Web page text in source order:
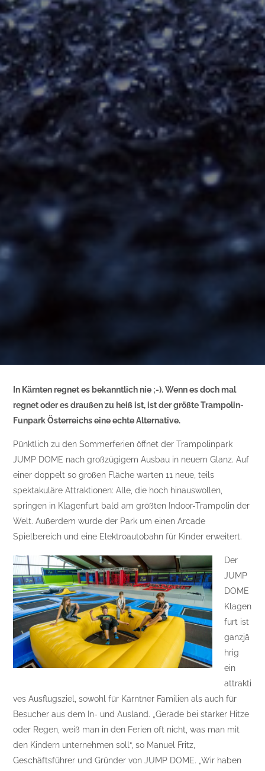
In Kärnten regnet es bekanntlich nie ;-). Wenn es doch mal
regnet oder es draußen zu heiß ist, ist der größte Trampolin-
Funpark Österreichs eine echte Alternative.
Pünktlich zu den Sommerferien öffnet der Trampolinpark
JUMP DOME nach großzügigem Ausbau in neuem Glanz. Auf
einer doppelt so großen Fläche warten 11 neue, teils
spektakuläre Attraktionen: Alle, die hoch hinauswollen,
springen in Klagenfurt bald am größten Indoor-Trampolin der
Welt. Außerdem wurde der Park um einen Arcade
Spielbereich und eine Elektroautobahn für Kinder erweitert.
Der
JUMP
DOME
Klagen
furt ist
ganzjä
hrig
ein
attrakti
ves Ausflugsziel, sowohl für Kärntner Familien als auch für
Besucher aus dem In- und Ausland. „Gerade bei starker Hitze
oder Regen, weiß man in den Ferien oft nicht, was man mit
den Kindern unternehmen soll“, so Manuel Fritz,
Geschäftsführer und Gründer von JUMP DOME. „Wir haben